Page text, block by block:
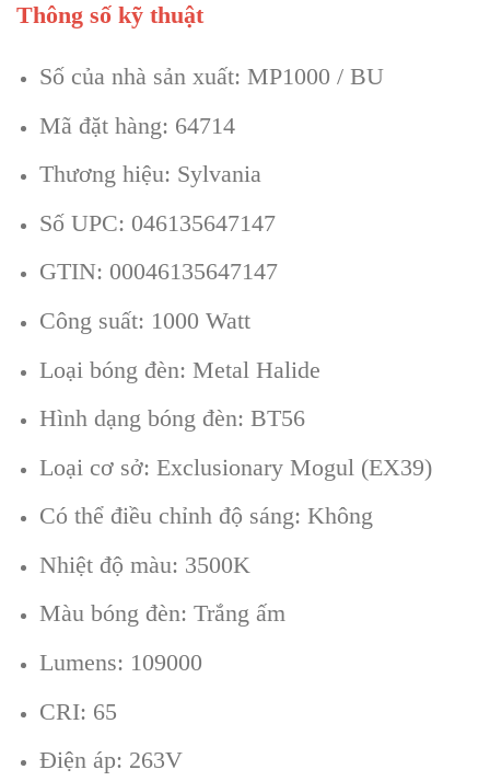
Thông số kỹ thuật
Số của nhà sản xuất: MP1000 / BU
Mã đặt hàng: 64714
Thương hiệu: Sylvania
Số UPC: 046135647147
GTIN: 00046135647147
Công suất: 1000 Watt
Loại bóng đèn: Metal Halide
Hình dạng bóng đèn: BT56
Loại cơ sở: Exclusionary Mogul (EX39)
Có thể điều chỉnh độ sáng: Không
Nhiệt độ màu: 3500K
Màu bóng đèn: Trắng ấm
Lumens: 109000
CRI: 65
Điện áp: 263V